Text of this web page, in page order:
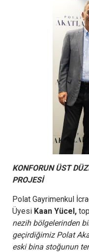
KONFORUN ÜST
PROJESİ
Polat Gayrimenkul
Üyesi Kaan Yücel,
nezih bölgelerinden
geçirdiğimiz Polat
eski bina stoğunun